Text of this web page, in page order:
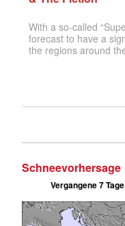
Schneevorhersage
Vergangene 7 Tage